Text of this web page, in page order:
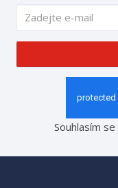
Souhlasím se